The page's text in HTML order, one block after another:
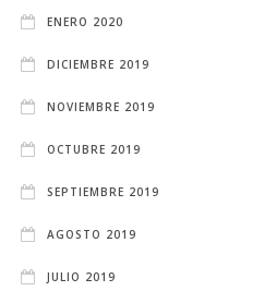
ENERO 2020
DICIEMBRE 2019
NOVIEMBRE 2019
OCTUBRE 2019
SEPTIEMBRE 2019
AGOSTO 2019
JULIO 2019